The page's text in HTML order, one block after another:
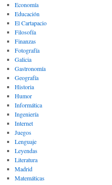
Economía
Educación
El Cartapacio
Filosofía
Finanzas
Fotografía
Galicia
Gastronomía
Geografía
Historia
Humor
Informática
Ingeniería
Internet
Juegos
Lenguaje
Leyendas
Literatura
Madrid
Matemáticas